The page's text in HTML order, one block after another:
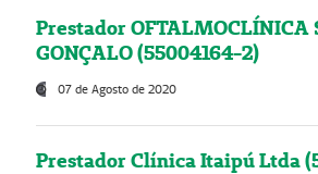
Prestador OFTALMOCLÍNICA
GONÇALO (55004164-2)
07 de Agosto de 2020
Prestador Clínica Itaipú Ltda